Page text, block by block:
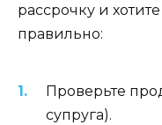
рассрочку и
правильно:
Проверьте
супруга).